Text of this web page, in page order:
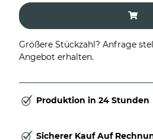
Größere Stückzahl? Anfrage
Angebot erhalten.
Produktion in 24 Stunden
Sicherer Kauf Auf